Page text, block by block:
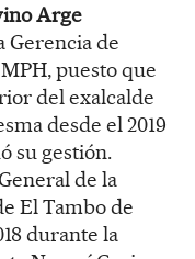
Arge
Gerencia de
puesto que
del exalcalde
desde el 2019
su gestión.
de la
El Tambo de
durante la